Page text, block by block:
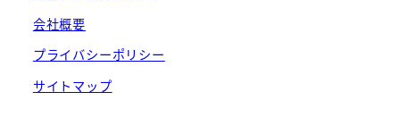
会社概要
プライバシーポリシー
サイトマップ